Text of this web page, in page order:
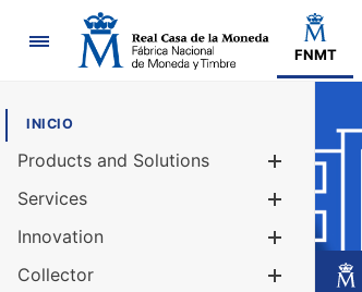
Navigation
FNMT
INICIO
Products and Solutions
Services
Innovation
Collector